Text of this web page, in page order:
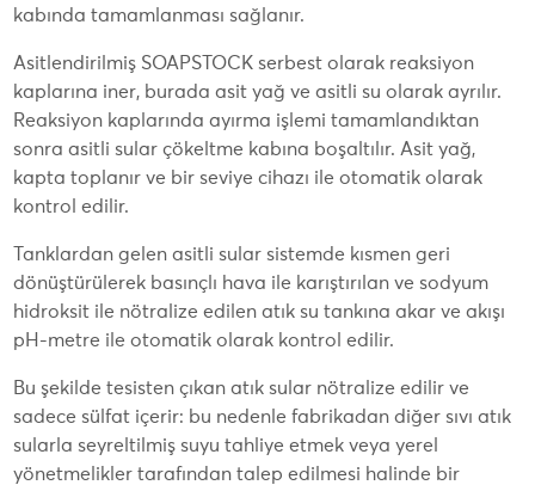
kabında tamamlanması sağlanır.
Asitlendirilmiş SOAPSTOCK serbest olarak reaksiyon
kaplarına iner, burada asit yağ ve asitli su olarak ayrılır.
Reaksiyon kaplarında ayırma işlemi tamamlandıktan
sonra asitli sular çökeltme kabına boşaltılır. Asit yağ,
kapta toplanır ve bir seviye cihazı ile otomatik olarak
kontrol edilir.
Tanklardan gelen asitli sular sistemde kısmen geri
dönüştürülerek basınçlı hava ile karıştırılan ve sodyum
hidroksit ile nötralize edilen atık su tankına akar ve akışı
pH-metre ile otomatik olarak kontrol edilir.
Bu şekilde tesisten çıkan atık sular nötralize edilir ve
sadece sülfat içerir: bu nedenle fabrikadan diğer sıvı atık
sularla seyreltilmiş suyu tahliye etmek veya yerel
yönetmelikler tarafından talep edilmesi halinde bir